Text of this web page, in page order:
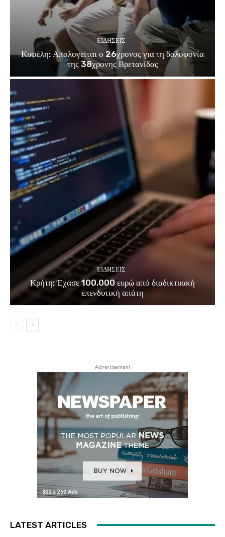
ΕΙΔΗΣΕΙΣ
Κυψέλη: Απολογείται ο 26χρονος για τη δολοφονία
της 38χρονης Βρετανίδας
ΕΙΔΗΣΕΙΣ
Κρήτη: Έχασε 100.000 ευρώ από διαδικτυακή
επενδυτική απάτη
- Advertisement -
LATEST ARTICLES